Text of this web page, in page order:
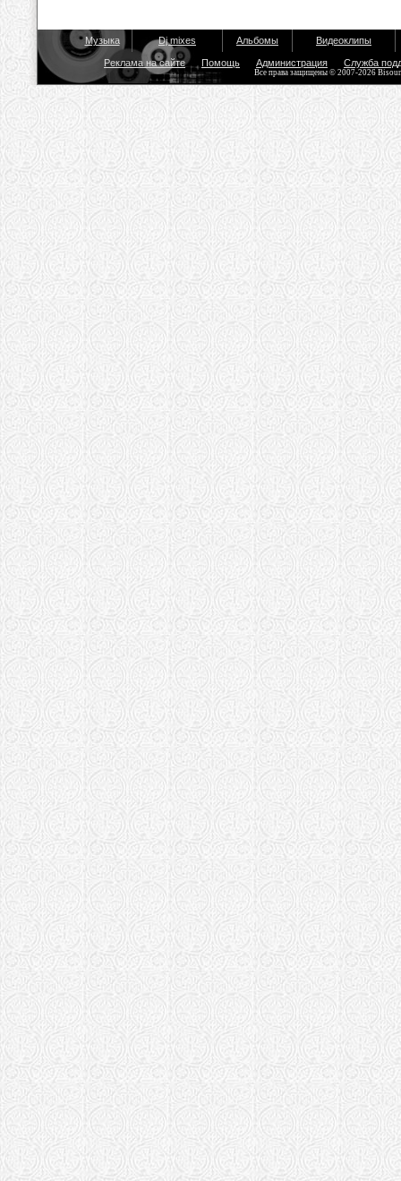
Музыка Dj mixes Альбомы Видеоклипы
Реклама на сайте Помощь Администрация Служба
Все права защищены © 2007-2026